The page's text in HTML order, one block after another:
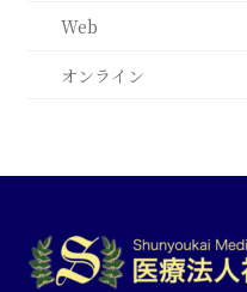
Web
オンライン